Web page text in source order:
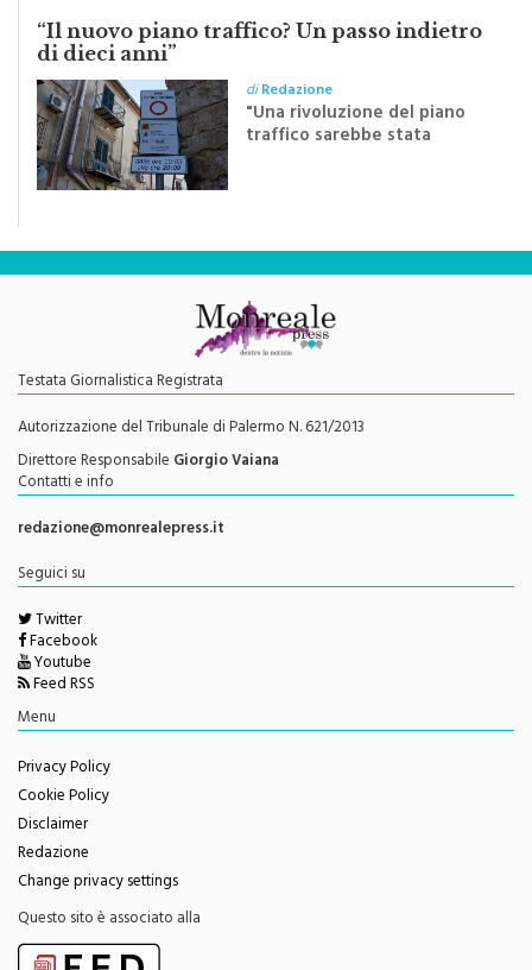
LA LETTERA
“Il nuovo piano traffico? Un passo indietro
di dieci anni”
diRedazione
"Una rivoluzione del piano
Testata Giornalistica Registrata
Autorizzazione del Tribunale di Palermo N. 621/2013
Direttore ResponsabileGiorgio Vaiana
Contatti e info
redazione@monrealepress.it
Seguici su
Twitter
Facebook
Youtube
Feed RSS
Privacy Policy
Cookie Policy
Disclaimer
Redazione
Change privacy settings
Questo sito è associato alla